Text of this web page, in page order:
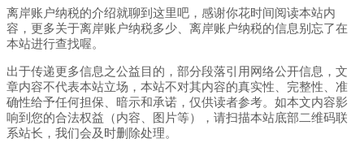
离岸账户纳税的介绍就聊到这里吧，感谢你花时间阅读本站内
容，更多关于离岸账户纳税多少、离岸账户纳税的信息别忘了在
本站进行查找喔。
出于传递更多信息之公益目的，部分段落引用网络公开信息，文
章内容不代表本站立场，本站不对其内容的真实性、完整性、准
确性给予任何担保、暗示和承诺，仅供读者参考。如本文内容影
响到您的合法权益（内容、图片等），请扫描本站底部二维码联
系站长，我们会及时删除处理。